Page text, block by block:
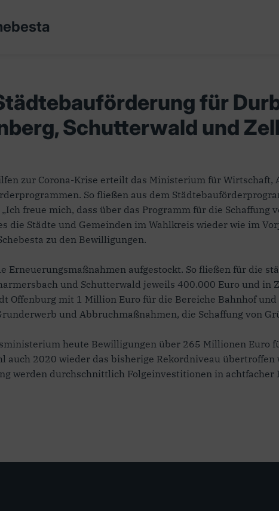
für
Schutterwald und
zur Corona-Krise erteilt das Ministerium für Wirtschaft,
So fließen aus dem
freue mich, dass über das Programm für die Schaffung
die Städte und Gemeinden im Wahlkreis wieder wie im
zu den Bewilligungen.
Erneuerungsmaßnahmen aufgestockt. So fließen für die
und Schutterwald jeweils 400.000 Euro und in
Offenburg mit 1 Million Euro für die Bereiche Bahnhof
und Abbruchmaßnahmen, die Schaffung von
heute Bewilligungen über 265 Millionen Euro
auch 2020 wieder das bisherige Rekordniveau
werden durchschnittlich Folgeinvestitionen in achtfacher